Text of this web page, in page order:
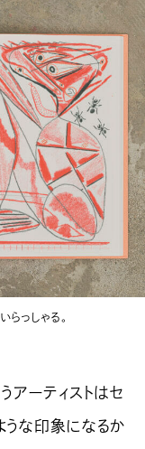
っしゃる。
アーティストはセ
うな印象になるか